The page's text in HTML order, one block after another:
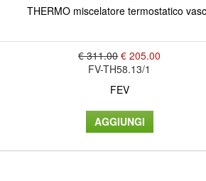
THERMO miscelatore termostatico
€ 311.00 € 205.00
FV-TH58.13/1
FEV